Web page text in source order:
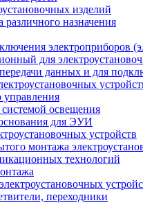
изделий
различного назначения
электроприборов
для
данных и для
управления
освещения
для ЭУИ
устройств
монтажа
технологий
переходники